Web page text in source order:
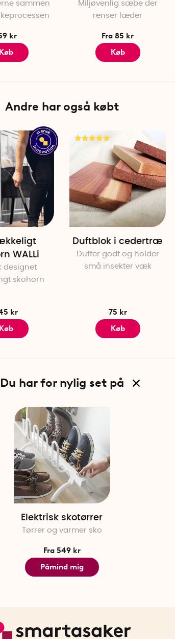
sammen
kr
Køb
Miljøvenlig sæbe der
renser læder
Fra 85 kr
Køb
Andre har også købt
WALLi
designet
skohorn
kr
Køb
Duftblok i cedertræ
Dufter godt og holder
små insekter væk
75 kr
Køb
Du har for nylig set på
Elektrisk skotørrer
Tørrer og varmer sko
Fra 549 kr
Påmind mig